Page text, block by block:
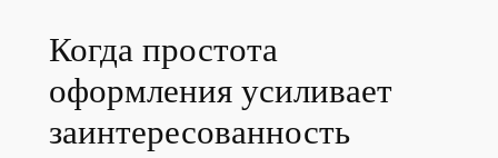
Когда простота
оформления усиливает
заинтересованность